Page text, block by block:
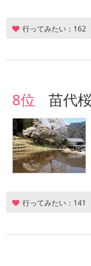
行ってみたい： 162
8位 苗代
行ってみたい： 141